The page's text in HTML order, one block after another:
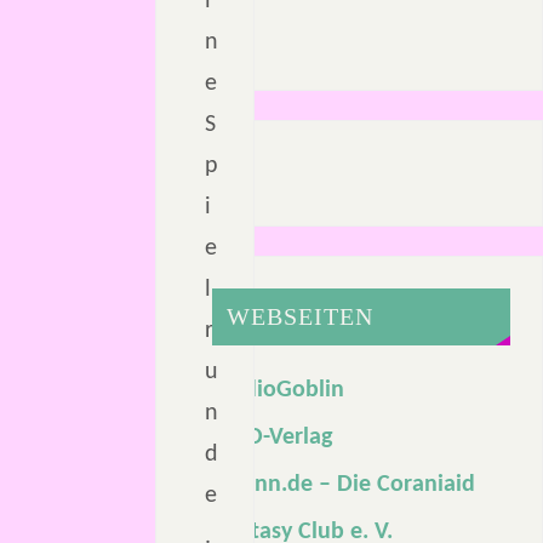
n
e
S
p
i
e
l
r
u
n
d
e
.
WEBSEITEN
AudioGoblin
DDD-Verlag
Erainn.de – Die Coraniaid
Fantasy Club e. V.